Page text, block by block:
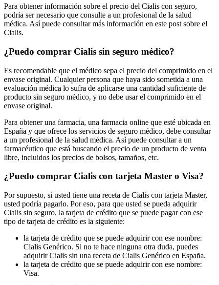
Para obtener información sobre el precio del Cialis con seguro,
podría ser necesario que consulte a un profesional de la salud
médica. Así puede consultar más información en este post sobre el
Cialis.
¿Puedo comprar Cialis sin seguro médico?
Es recomendable que el médico sepa el precio del comprimido en el
envase original. Cualquier persona que haya sido sometida a una
evaluación médica lo sufra de aplicarse una cantidad suficiente de
producto sin seguro médico, y no debe usar el comprimido en el
envase original.
Para obtener una farmacia, una farmacia online que esté ubicada en
España y que ofrece los servicios de seguro médico, debe consultar
a un profesional de la salud médica. Así puede consultar a un
farmacéutico que está buscando el precio de un producto de venta
libre, incluidos los precios de bolsos, tamaños, etc.
¿Puedo comprar Cialis con tarjeta Master o Visa?
Por supuesto, si usted tiene una receta de Cialis con tarjeta Master,
usted podría pagarlo. Por eso, para que usted se pueda adquirir
Cialis sin seguro, la tarjeta de crédito que se puede pagar con ese
tipo de tarjeta de crédito es la siguiente:
la tarjeta de crédito que se puede adquirir con ese nombre:
Cialis Genérico. Si no te hace ninguna otra duda, puedes
adquirir Cialis sin una receta de Cialis Genérico en España.
la tarjeta de crédito que se puede adquirir con ese nombre:
Visa.